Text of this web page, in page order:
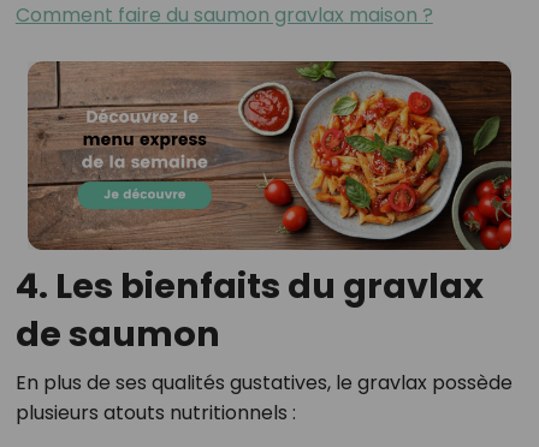
Comment faire du saumon gravlax maison ?
4. Les bienfaits du gravlax
de saumon
En plus de ses qualités gustatives, le gravlax possède
plusieurs atouts nutritionnels :